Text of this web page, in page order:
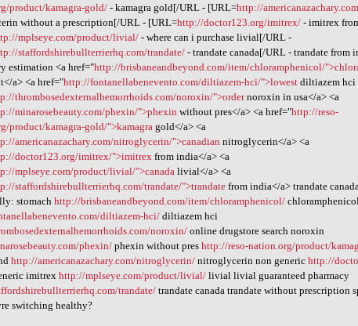
product/kamagra-gold/- kamagra gold[/URL - [URL=http://
without a prescription[/URL - [URL=http://doctor123.org/imitrex/ - imitrex
mplseye.com/product/livial/ - where can i purchase livial[/URL -
staffordshirebullterrierhq.com/trandate/- trandate canada[/URL - trandate from
estimation <a href="http://brisbaneandbeyond.com/item/chloramphenicol/
a> <a href="http://fontanellabenevento.com/diltiazem-hci/">lowest diltiazem hci
thrombosedexternalhemorrhoids.com/noroxin/">ordernoroxin in usa</a> <a
minarosebeauty.com/phexin/">phexin without pres</a> <a href="http://reso-
product/kamagra-gold/">kamagra gold</a> <a
americanazachary.com/nitroglycerin/">canadian nitroglycerin</a> <a
doctor123.org/imitrex/">imitrexfrom india</a> <a
mplseye.com/product/livial/">canada livial</a> <a
staffordshirebullterrierhq.com/trandate/">trandate from india</a> trandate
stomachhttp://brisbaneandbeyond.com/item/chloramphenicol/
diltiazem-hci/ diltiazem hci
noroxin/ online drugstore search noroxin
phexin/phexin without preshttp://reso-nation.org/product/
http://americanazachary.com/nitroglycerin/ nitroglycerin non generichttp://
imitrexhttp://mplseye.com/product/livial/ livial livial guaranteed pharmacy
trandate/ trandate canada trandate without prescription
switching healthy?